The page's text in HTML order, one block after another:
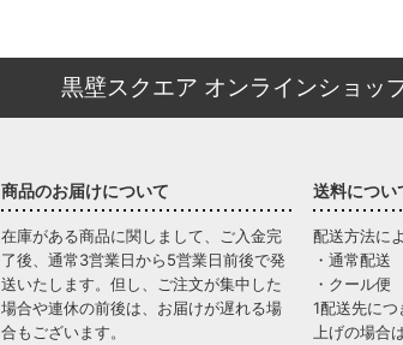
黒壁スクエア オンラインショッ
商品のお届けについて
在庫がある商品に関しまして、ご入金完
了後、通常3営業日から5営業日前後で発
送いたします。但し、ご注文が集中した
場合や連休の前後は、お届けが遅れる場
合もございます。
送料につい
配送方法に
・通常配
・クール
1配送先に
上げの場合